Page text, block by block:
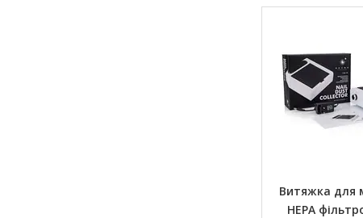
Витяжка для
HEPA